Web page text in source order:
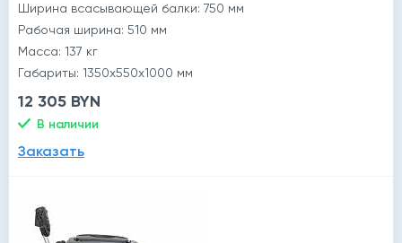
Ширина всасывающей балки: 750 мм
Рабочая ширина: 510 мм
Масса: 137 кг
Габариты: 1350x550x1000 мм
12 305 BYN
В наличии
Заказать